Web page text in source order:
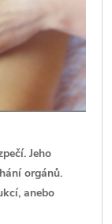
Jeho
orgánů.
anebo